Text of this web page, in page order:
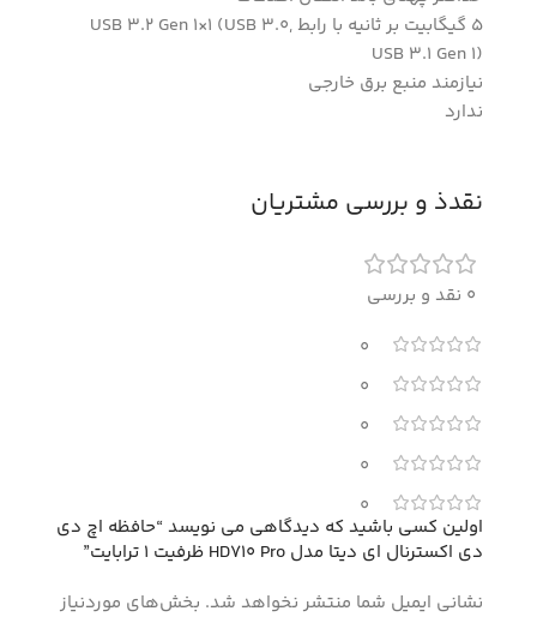
5 گیگابیت بر ثانیه با رابط USB 3.2 Gen 1×1 (USB 3.0,
USB 3.1 Gen 1)
نیازمند منبع برق خارجی
ندارد
نقدذ و بررسی مشتریان
0 نقد و بررسی
0
0
0
0
0
اولین کسی باشید که دیدگاهی می نویسد “حافظه اچ دی
دی اکسترنال ای دیتا مدل HD710 Pro ظرفیت 1 ترابایت”
نشانی ایمیل شما منتشر نخواهد شد. بخش‌های موردنیاز